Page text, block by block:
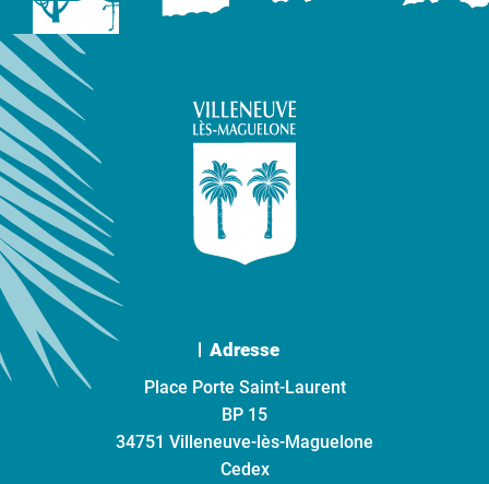
Adresse
Place Porte Saint-Laurent
BP 15
34751 Villeneuve-lès-Maguelone
Cedex